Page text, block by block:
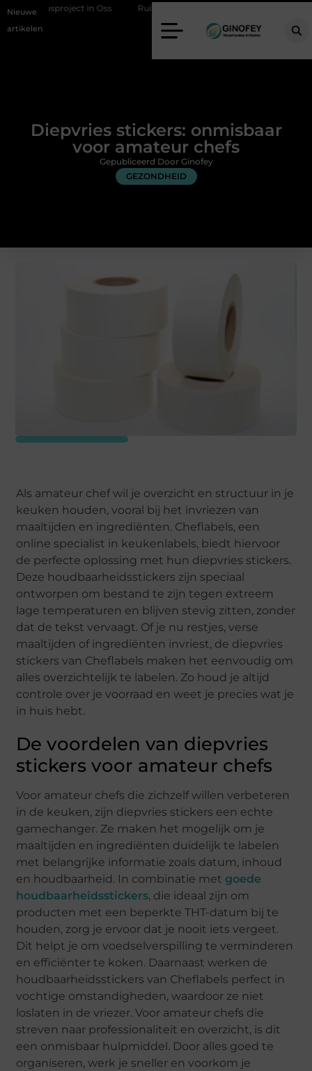
Nieuwe
artikelen
in Oss Ruimte winnen in de slaapkamer met een boxspring
Diepvries stickers: onmisbaar
voor amateur chefs
GEZONDHEID
Gepubliceerd Door Ginofey
Als amateur chef wil je overzicht en structuur in je
keuken houden, vooral bij het invriezen van
maaltijden en ingrediënten. Cheflabels, een
online specialist in keukenlabels, biedt hiervoor
de perfecte oplossing met hun diepvries stickers.
Deze houdbaarheidsstickers zijn speciaal
ontworpen om bestand te zijn tegen extreem
lage temperaturen en blijven stevig zitten, zonder
dat de tekst vervaagt. Of je nu restjes, verse
maaltijden of ingrediënten invriest, de diepvries
stickers van Cheflabels maken het eenvoudig om
alles overzichtelijk te labelen. Zo houd je altijd
controle over je voorraad en weet je precies wat je
in huis hebt.
De voordelen van diepvries
stickers voor amateur chefs
Voor amateur chefs die zichzelf willen verbeteren
in de keuken, zijn diepvries stickers een echte
gamechanger. Ze maken het mogelijk om je
maaltijden en ingrediënten duidelijk te labelen
met belangrijke informatie zoals datum, inhoud
en houdbaarheid. In combinatie metgoede
houdbaarheidsstickers, die ideaal zijn om
producten met een beperkte THT-datum bij te
houden, zorg je ervoor dat je nooit iets vergeet.
Dit helpt je om voedselverspilling te verminderen
en efficiënter te koken. Daarnaast werken de
houdbaarheidsstickers van Cheflabels perfect in
vochtige omstandigheden, waardoor ze niet
loslaten in de vriezer. Voor amateur chefs die
streven naar professionaliteit en overzicht, is dit
een onmisbaar hulpmiddel. Door alles goed te
organiseren, werk je sneller en voorkom je